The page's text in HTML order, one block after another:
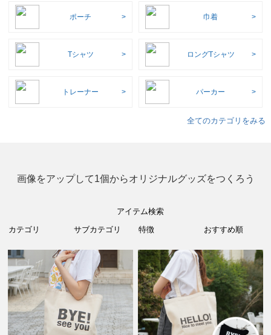
ポーチ 巾着
Tシャツ ロングTシャツ
トレーナー パーカー
全てのカテゴリをみる
画像をアップして1個からオリジナルグッズをつくろう
アイテム検索